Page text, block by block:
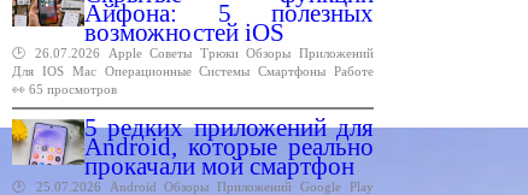
Айфона: 5 полезных
возможностей iOS
🕑 26.07.2026 Apple Советы Трюки Обзоры Приложений
Для IOS Mac Операционные Системы Смартфоны Работе
👀 65 просмотров
5 редких приложений для
Android, которые реально
прокачали мой смартфон
🕑 25.07.2026 Android Обзоры Приложений Google Play